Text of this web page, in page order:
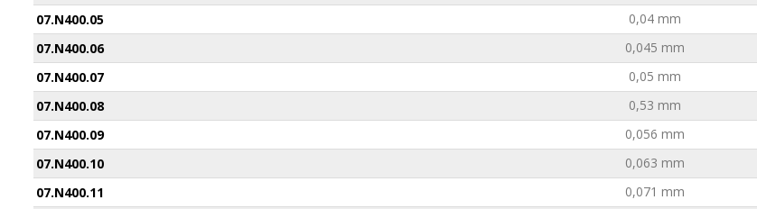
07.N400.05
0,04 mm
07.N400.06
0,045 mm
07.N400.07
0,05 mm
07.N400.08
0,53 mm
07.N400.09
0,056 mm
07.N400.10
0,063 mm
07.N400.11
0,071 mm